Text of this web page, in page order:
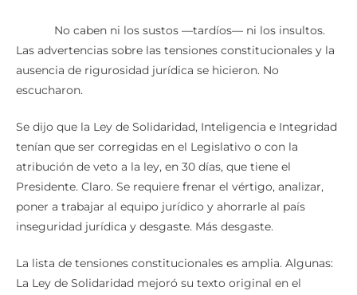
No caben ni los sustos —tardíos— ni los insultos.
Las advertencias sobre las tensiones constitucionales y la
ausencia de rigurosidad jurídica se hicieron. No
escucharon.
Se dijo que la Ley de Solidaridad, Inteligencia e Integridad
tenían que ser corregidas en el Legislativo o con la
atribución de veto a la ley, en 30 días, que tiene el
Presidente. Claro. Se requiere frenar el vértigo, analizar,
poner a trabajar al equipo jurídico y ahorrarle al país
inseguridad jurídica y desgaste. Más desgaste.
La lista de tensiones constitucionales es amplia. Algunas:
La Ley de Solidaridad mejoró su texto original en el